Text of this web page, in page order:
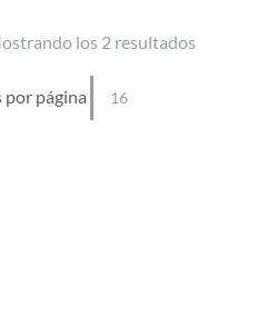
los 2 resultados
página